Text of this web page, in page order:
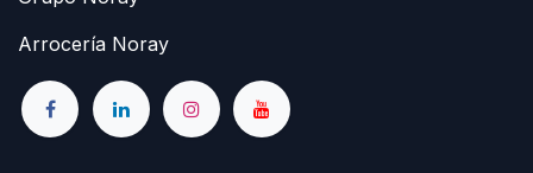
Arrocería Noray